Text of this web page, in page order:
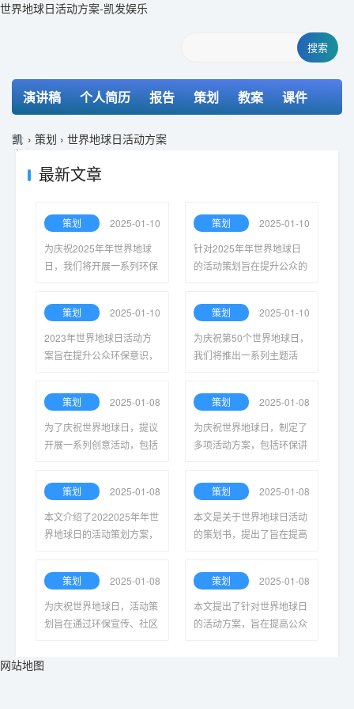
世界地球日活动方案-凯发娱乐
搜索
演讲稿 个人简历 报告 策划 教案
课件
检讨书
主持词
凯
发
› 策划 › 世界地球日活动方案
最新文章
策划
2025-01-10
为庆祝2025年年世界地球
日，我们将开展一系列环保
同维护我们赖以生存的美丽
地球。
策划
2025-01-10
针对2025年年世界地球日
的活动策划旨在提升公众的
的活动共同守护我们的地球
家园。
策划
2025-01-10
2023年世界地球日活动方
案旨在提升公众环保意识，
共同守护我们赖以生存的地
球家园。
策划
2025-01-10
为庆祝第50个世界地球日，
我们将推出一系列主题活
并鼓励每个人积极参与保护
地球家园。
策划
2025-01-08
为了庆祝世界地球日，提议
开展一系列创意活动，包括
在提高公众环保意识和参与
度。
策划
2025-01-08
为庆祝世界地球日，制定了
多项活动方案，包括环保讲
进可持续发展。
策划
2025-01-08
本文介绍了2022025年年世
界地球日的活动策划方案，
识，推动可持续发展理念的
传播与落实。
策划
2025-01-08
本文是关于世界地球日活动
的策划书，提出了旨在提高
地球，推动可持续发展。
策划
2025-01-08
为庆祝世界地球日，活动策
划旨在通过环保宣传、社区
策划
2025-01-08
本文提出了针对世界地球日
的活动方案，旨在提高公众
网站地图